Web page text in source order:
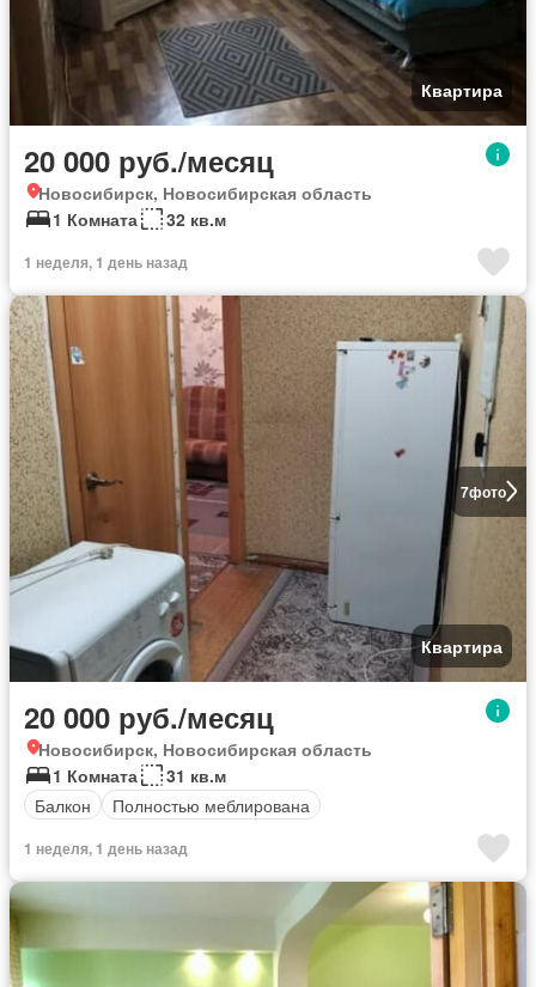
Квартира
20 000 руб./месяц
Новосибирск, Новосибирская область
1 Комната
32 кв.м
1 неделя, 1 день назад
7фото
Квартира
20 000 руб./месяц
Новосибирск, Новосибирская область
1 Комната
31 кв.м
Балкон
Полностью меблирована
1 неделя, 1 день назад